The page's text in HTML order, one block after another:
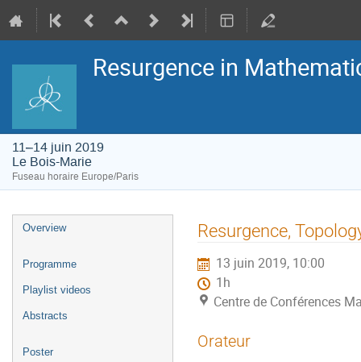
Resurgence in
11–14 juin 2019
Le Bois-Marie
Fuseau horaire Europe/Paris
Menu
Overview
Programme
Playlist videos
Abstracts
Poster
Resurgence,
13 juin 2019, 10:00
1h
Centre de Conférences
Orateur